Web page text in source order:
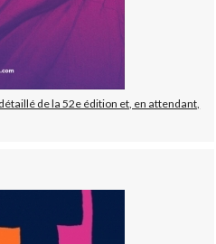
de la 52e édition et, en attendant,